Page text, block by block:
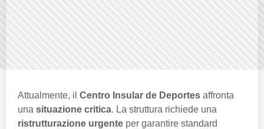
Attualmente, il Centro Insular de Deportes affronta
una situazione critica. La struttura richiede una
ristrutturazione urgente per garantire standard